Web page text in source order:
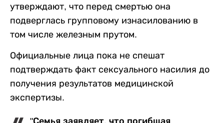
утверждают, что перед смертью она
подверглась групповому изнасилованию в
том числе железным прутом.
Официальные лица пока не спешат
подтверждать факт сексуального насилия до
получения результатов медицинской
экспертизы.
"Семья заявляет, что погибшая